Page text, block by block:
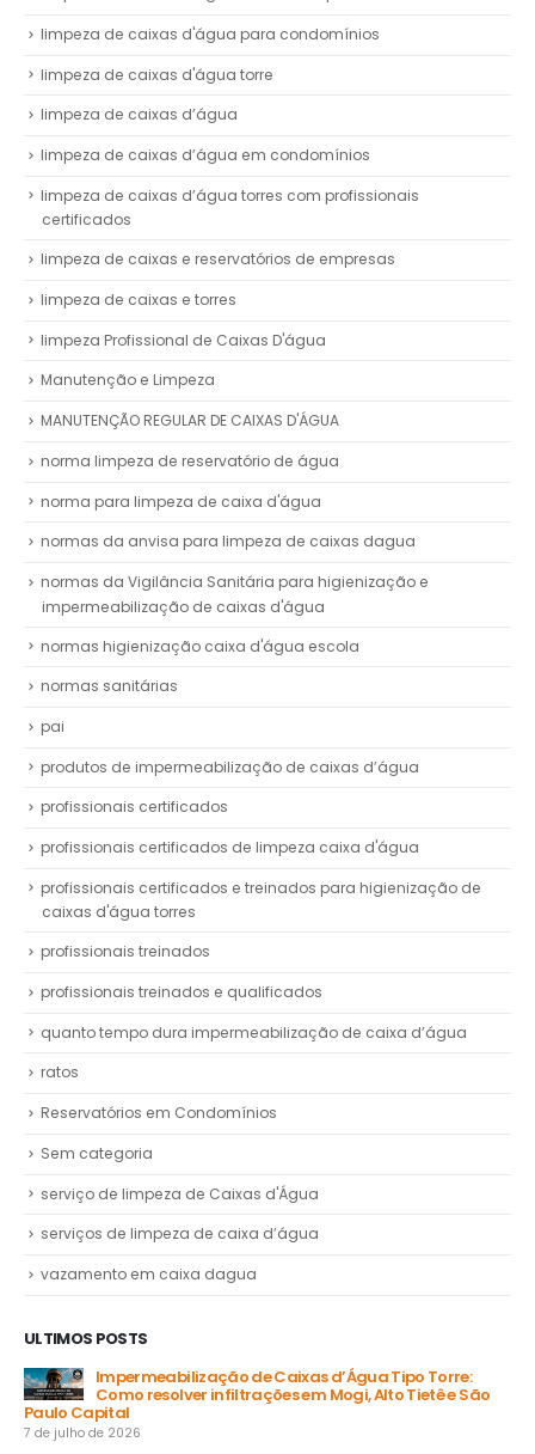
limpeza de caixas d'água para condomínios
limpeza de caixas d'água torre
limpeza de caixas d’água
limpeza de caixas d’água em condomínios
limpeza de caixas d’água torres com profissionais
certificados
limpeza de caixas e reservatórios de empresas
limpeza de caixas e torres
limpeza Profissional de Caixas D'água
Manutenção e Limpeza
MANUTENÇÃO REGULAR DE CAIXAS D'ÁGUA
norma limpeza de reservatório de água
norma para limpeza de caixa d'água
normas da anvisa para limpeza de caixas dagua
normas da Vigilância Sanitária para higienização e
impermeabilização de caixas d'água
normas higienização caixa d'água escola
normas sanitárias
pai
produtos de impermeabilização de caixas d’água
profissionais certificados
profissionais certificados de limpeza caixa d'água
profissionais certificados e treinados para higienização de
caixas d'água torres
profissionais treinados
profissionais treinados e qualificados
quanto tempo dura impermeabilização de caixa d’água
ratos
Reservatórios em Condomínios
Sem categoria
serviço de limpeza de Caixas d'Água
serviços de limpeza de caixa d’água
vazamento em caixa dagua
ULTIMOS POSTS
Impermeabilização de Caixas d’Água Tipo Torre:
Como resolver infiltrações em Mogi, Alto Tietê e São
Paulo Capital
7 de julho de 2026